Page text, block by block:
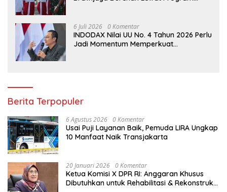
6 Juli 2026 0 Komentar
INDODAX Nilai UU No. 4 Tahun 2026 Perlu
Jadi Momentum Memperkuat
Berita Terpopuler
6 Agustus 2026 0 Komentar
Usai Puji Layanan Baik, Pemuda LIRA Ungkap
10 Manfaat Naik Transjakarta
20 Januari 2026 0 Komentar
Ketua Komisi X DPR RI: Anggaran Khusus
Dibutuhkan untuk Rehabilitasi & Rekonstruksi